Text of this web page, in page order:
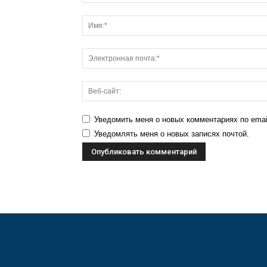
Уведомить меня о новых комментариях по
Уведомлять меня о новых записях почтой.